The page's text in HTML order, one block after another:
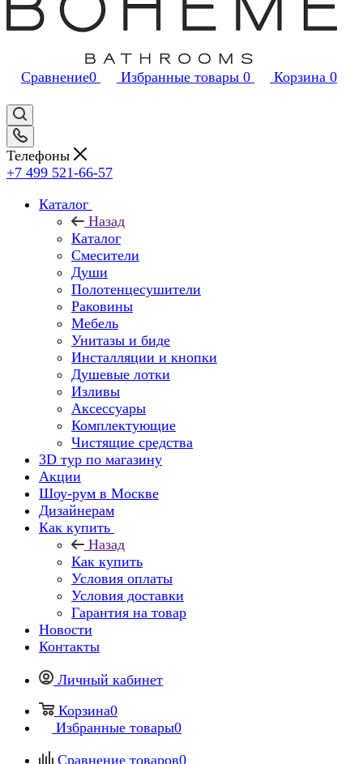
Сравнение0 Избранные товары 0 Корзина 0
Телефоны
+7 499 521-66-57
Каталог
Назад
Каталог
Смесители
Души
Полотенцесушители
Раковины
Мебель
Унитазы и биде
Инсталляции и кнопки
Душевые лотки
Изливы
Аксессуары
Комплектующие
Чистящие средства
3D тур по магазину
Акции
Шоу-рум в Москве
Дизайнерам
Как купить
Назад
Как купить
Условия оплаты
Условия доставки
Гарантия на товар
Новости
Контакты
Личный кабинет
Корзина0
Избранные товары0
Сравнение товаров0